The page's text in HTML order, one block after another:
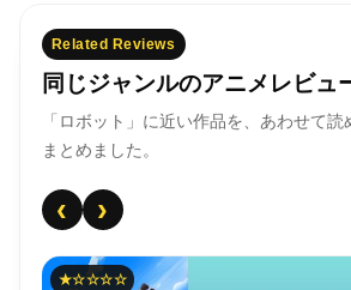
Related Reviews
同じジャンルのアニメレビュ
「ロボット」に近い作品を、あわせて
まとめました。
‹ ›
★☆☆☆☆